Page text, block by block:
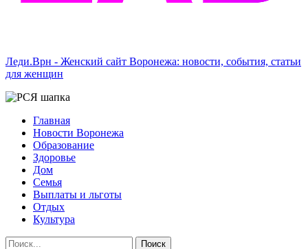
Леди.Врн - Женский сайт Воронежа: новости, события, статьи
для женщин
Главная
Новости Воронежа
Образование
Здоровье
Дом
Семья
Выплаты и льготы
Отдых
Культура